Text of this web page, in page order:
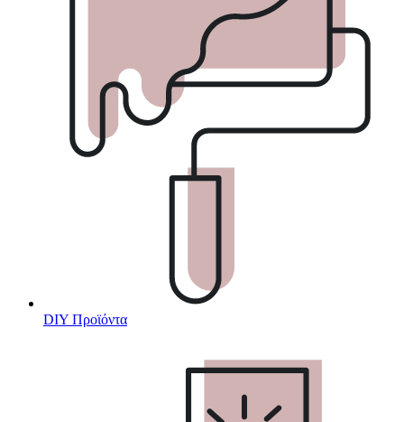
DIY Προϊόντα